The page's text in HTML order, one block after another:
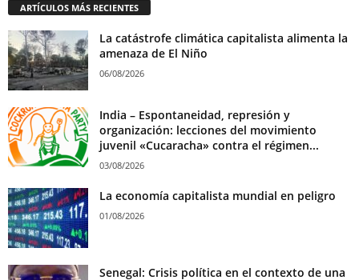
ARTÍCULOS MÁS RECIENTES
La catástrofe climática capitalista alimenta la
amenaza de El Niño
06/08/2026
India – Espontaneidad, represión y
organización: lecciones del movimiento
juvenil «Cucaracha» contra el régimen...
03/08/2026
La economía capitalista mundial en peligro
01/08/2026
Senegal: Crisis política en el contexto de una